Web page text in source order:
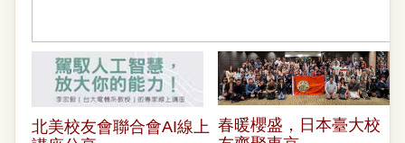
北美校友會聯合會AI線上 春暖櫻盛，日本臺大校